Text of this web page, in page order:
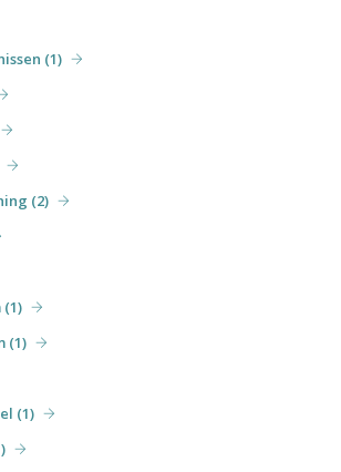
(1)
(2)
(1)
(1)